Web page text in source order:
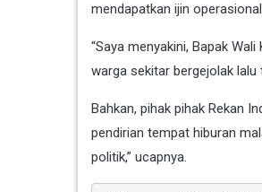
mendapatkan ijin
“Saya menyakini, Bapak
warga sekitar bergejolak lalu
Bahkan, pihak pihak Rekan
pendirian tempat hiburan
politik,” ucapnya.